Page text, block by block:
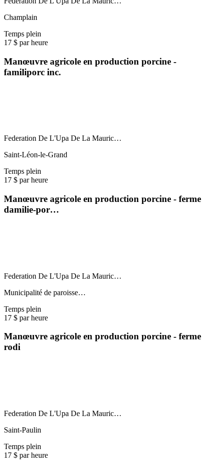
Champlain
Temps plein
17 $ par heure
Manœuvre agricole en production porcine -
familiporc inc.
Federation De L'Upa De La Mauric…
Saint-Léon-le-Grand
Temps plein
17 $ par heure
Manœuvre agricole en production porcine - ferme
damilie-por…
Federation De L'Upa De La Mauric…
Municipalité de paroisse…
Temps plein
17 $ par heure
Manœuvre agricole en production porcine - ferme
rodi
Federation De L'Upa De La Mauric…
Saint-Paulin
Temps plein
17 $ par heure